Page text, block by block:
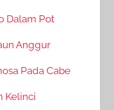
Dalam Pot
Anggur
Pada Cabe
Kelinci